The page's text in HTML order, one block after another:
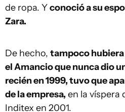
de ropa. Yconoció a su
Zara.
De hecho, tampoco
el Amancio que nunca dio
recién en 1999, tuvo que
de la empresa, en la víspera
Inditex en 2001.